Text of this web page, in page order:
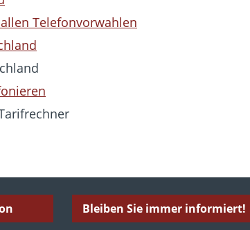
Telefonvorwahlen
Bleiben Sie immer informiert!